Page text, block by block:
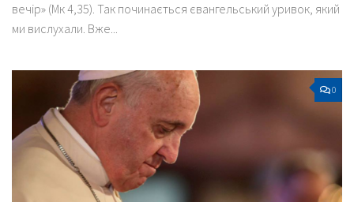
вечір» (Мк 4,35). Так починається євангельський уривок, який
ми вислухали. Вже...
0